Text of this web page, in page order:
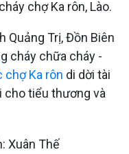
chợ Ka rôn, Lào.
Quảng Trị, Đồn Biên
cháy chữa cháy -
chợ Ka rôn di dời tài
cho tiểu thương và